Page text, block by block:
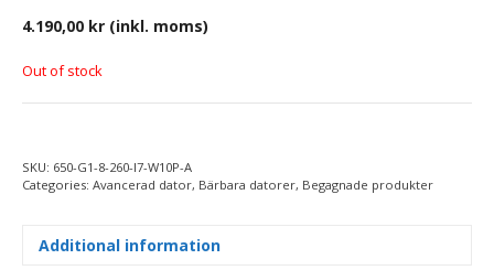
4.190,00 kr (inkl. moms)
Out of stock
SKU: 650-G1-8-260-I7-W10P-A
Categories: Avancerad dator, Bärbara datorer, Begagnade produkter
Additional information